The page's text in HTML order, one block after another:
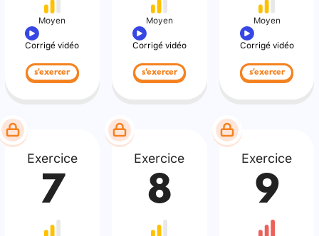
Moyen
Corrigé vidéo
s'exercer
Moyen
Corrigé vidéo
s'exercer
Moyen
Corrigé vidéo
s'exercer
Exercice
7
Exercice
8
Exercice
9